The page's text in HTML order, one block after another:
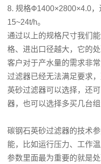
8. 规格Ф1400×2800×4.0
15~24t/h。
通过以上的规格尺寸我们
格、进出口径越大，它的
客户对于产水量的需求非
过滤器已经无法满足要求
英砂过滤器可以选择，还
器，也可以选择多买几台组
碳钢石英砂过滤器的技术
能，比如运行压力、工作
参数里面最为重要的就是